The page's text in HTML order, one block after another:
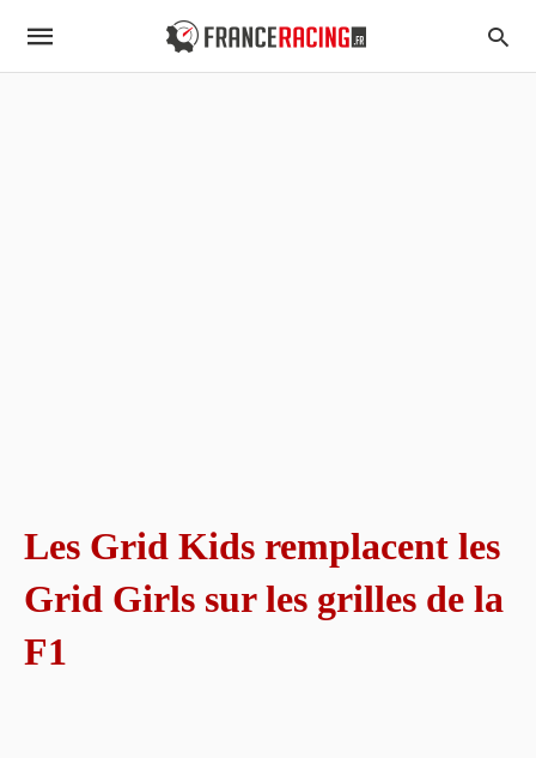
Les Grid Kids remplacent les
Grid Girls sur les grilles de la
F1